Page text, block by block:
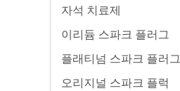
자석 치료제
이리듐 스파크 플러그
플래티넘 스파크 플러그
오리지널 스파크 플럭